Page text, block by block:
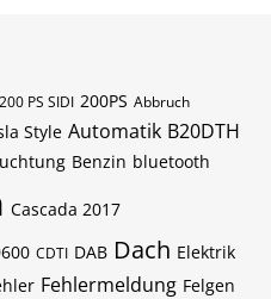
200 PS SIDI 200PS Abbruch
Style Automatik B20DTH
Benzin bluetooth
Cascada 2017
CDTI DAB Dach Elektrik
Fehlermeldung Felgen